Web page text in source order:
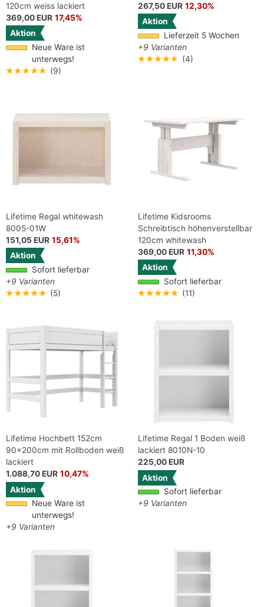
120cm weiss lackiert
369,00 EUR 17,45%
Aktion
Neue Ware ist
unterwegs!
★★★★★ (9)
267,50 EUR 12,30%
Aktion
Lieferzeit 5 Wochen
+9 Varianten
★★★★★ (4)
Lifetime Regal whitewash
8005-01W
151,05 EUR 15,61%
Aktion
Sofort lieferbar
+9 Varianten
★★★★★ (5)
Lifetime Kidsrooms
Schreibtisch höhenverstellbar
120cm whitewash
369,00 EUR 11,30%
Aktion
Sofort lieferbar
★★★★★ (11)
Lifetime Hochbett 152cm
90x200cm mit Rollboden weiß
lackiert
1.088,70 EUR 10,47%
Aktion
Neue Ware ist
unterwegs!
+9 Varianten
Lifetime Regal 1 Boden weiß
lackiert 8010N-10
225,00 EUR
Aktion
Sofort lieferbar
+9 Varianten